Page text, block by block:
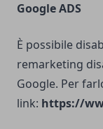
Google ADS
È possibile
remarketing
Google. Per
link: https://